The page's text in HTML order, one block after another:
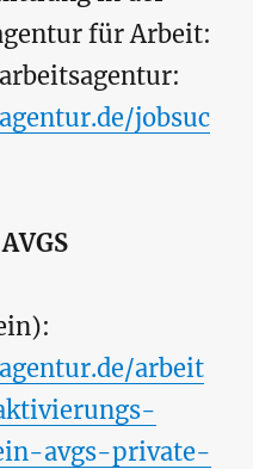
für Arbeit:
jobsuc
arbeit
avgs-private-